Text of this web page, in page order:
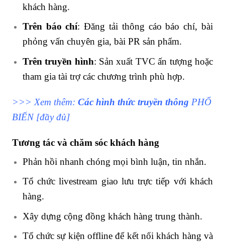
khách hàng.
Trên báo chí: Đăng tải thông cáo báo chí, bài
phỏng vấn chuyên gia, bài PR sản phẩm.
Trên truyền hình: Sản xuất TVC ấn tượng hoặc
tham gia tài trợ các chương trình phù hợp.
>>> Xem thêm: Các hình thức truyền thông PHỔ
BIẾN [đầy đủ]
Tương tác và chăm sóc khách hàng
Phản hồi nhanh chóng mọi bình luận, tin nhắn.
Tổ chức livestream giao lưu trực tiếp với khách
hàng.
Xây dựng cộng đồng khách hàng trung thành.
Tổ chức sự kiện offline để kết nối khách hàng và